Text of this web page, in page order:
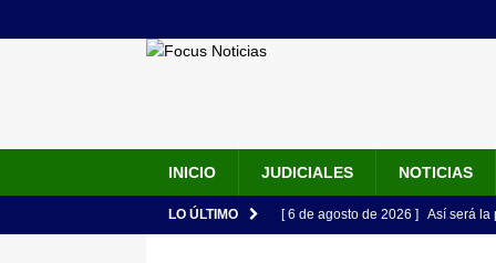
INICIO JUDICIALES NOTICIAS
LO ÚLTIMO [ 6 de agosto de 2026 ] Así será la